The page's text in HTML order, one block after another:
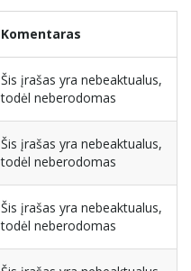
Komentaras
Šis įrašas yra nebeaktualus,
todėl neberodomas
Šis įrašas yra nebeaktualus,
todėl neberodomas
Šis įrašas yra nebeaktualus,
todėl neberodomas